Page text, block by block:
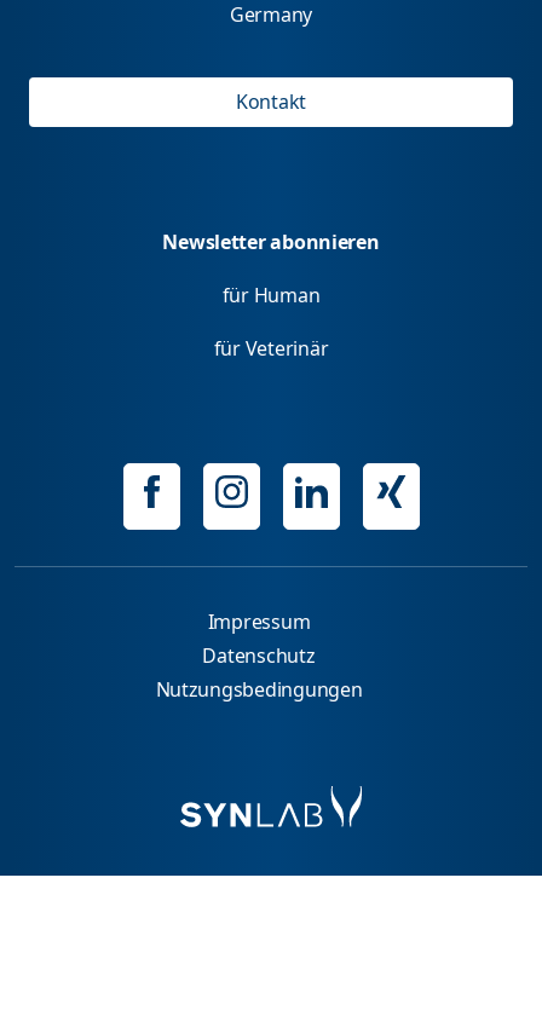
Germany
Kontakt
Newsletter abonnieren
für Human
für Veterinär
Impressum
Datenschutz
Nutzungsbedingungen